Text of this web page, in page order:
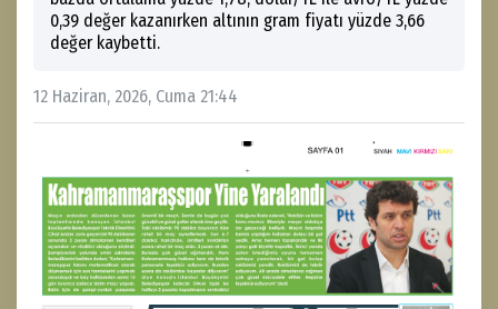
0,39 değer kazanırken altının gram fiyatı yüzde 3,66
değer kaybetti.
12 Haziran, 2026, Cuma 21:44